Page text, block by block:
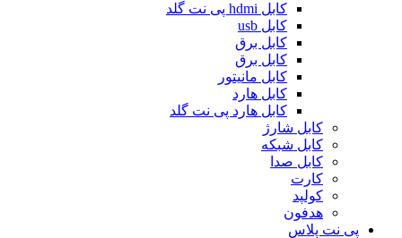
کابل hdmi پی نت گلد
کابل usb
کابل برق
کابل برق
کابل مانیتور
کابل هارد
کابل هارد پی نت گلد
کابل شارژ
کابل شبکه
کابل صدا
کارت
کولپد
هدفون
پی نت پلاس